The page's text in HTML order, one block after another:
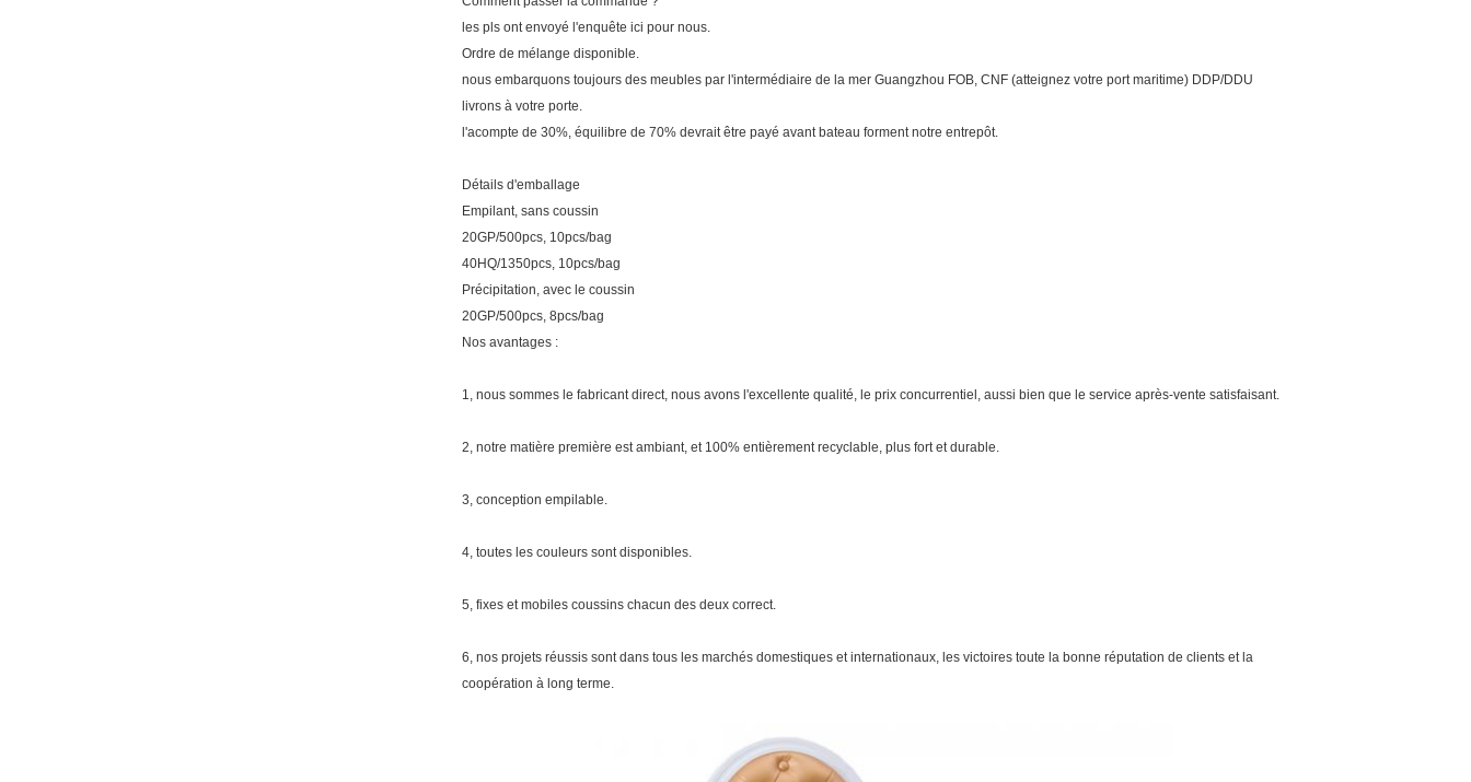
les pls ont envoyé l'enquête ici pour nous.
Ordre de mélange disponible.
nous embarquons toujours des meubles par l'intermédiaire de la mer Guangzhou FOB, CNF (atteignez votre port maritime) DDP/DDU
livrons à votre porte.
l'acompte de 30%, équilibre de 70% devrait être payé avant bateau forment notre entrepôt.
Détails d'emballage
Empilant, sans coussin
20GP/500pcs, 10pcs/bag
40HQ/1350pcs, 10pcs/bag
Précipitation, avec le coussin
20GP/500pcs, 8pcs/bag
Nos avantages :
1, nous sommes le fabricant direct, nous avons l'excellente qualité, le prix concurrentiel, aussi bien que le service après-vente satisfaisant.
2, notre matière première est ambiant, et 100% entièrement recyclable, plus fort et durable.
3, conception empilable.
4, toutes les couleurs sont disponibles.
5, fixes et mobiles coussins chacun des deux correct.
6, nos projets réussis sont dans tous les marchés domestiques et internationaux, les victoires toute la bonne réputation de clients et la
coopération à long terme.